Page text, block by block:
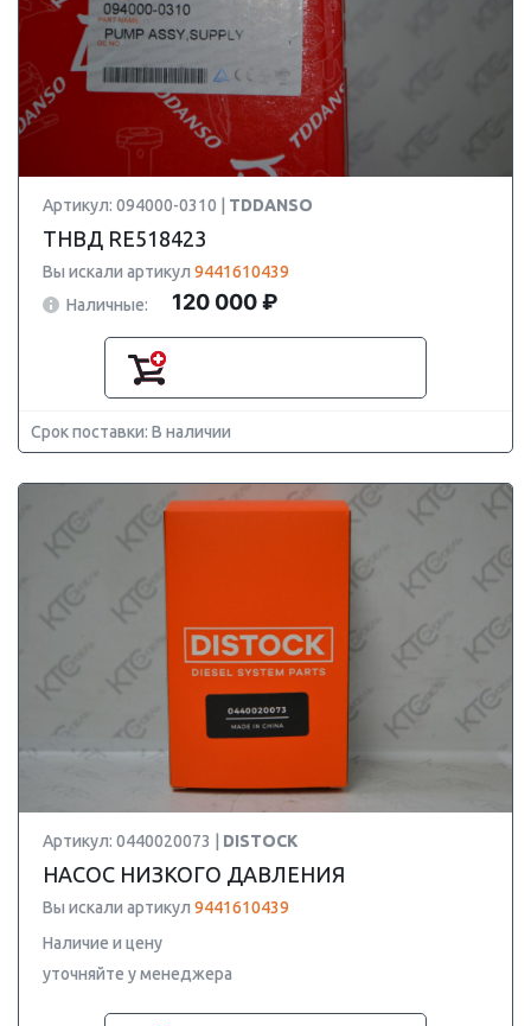
Артикул: 094000-0310 | TDDANSO
ТНВД RE518423
Вы искали артикул 9441610439
Наличные:
120 000 ₽
Срок поставки: В наличии
Артикул: 0440020073 | DISTOCK
НАСОС НИЗКОГО ДАВЛЕНИЯ
Вы искали артикул 9441610439
Наличие и цену
уточняйте у менеджера